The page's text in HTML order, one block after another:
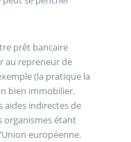
prêt bancaire
au repreneur de
(la pratique la
bien immobilier.
aides indirectes de
organismes étant
européenne.